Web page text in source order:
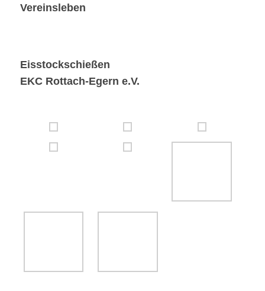
Vereinsleben
Eisstockschießen
EKC Rottach-Egern e.V.
EKC Rottach-Egern e.V.